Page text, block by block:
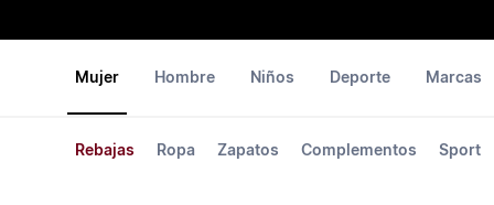
Mujer
Rebajas Ropa Zapatos Complementos Sport
Hombre Niños Deporte Marcas